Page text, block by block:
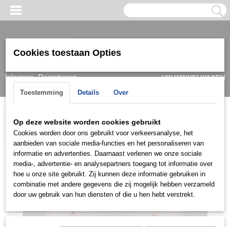
Inloggen Registreren
UW WINKELWAGEN
(0)
Home > Ketting & Collier > Dames> Collier >Collier groot
COGD0448
Cookies toestaan Opties
Toestemming Details Over
Op deze website worden cookies gebruikt
Cookies worden door ons gebruikt voor verkeersanalyse, het
aanbieden van sociale media-functies en het personaliseren van
informatie en advertenties. Daarnaast verlenen we onze sociale
media-, advertentie- en analysepartners toegang tot informatie over
hoe u onze site gebruikt. Zij kunnen deze informatie gebruiken in
combinatie met andere gegevens die zij mogelijk hebben verzameld
door uw gebruik van hun diensten of die u hen hebt verstrekt.